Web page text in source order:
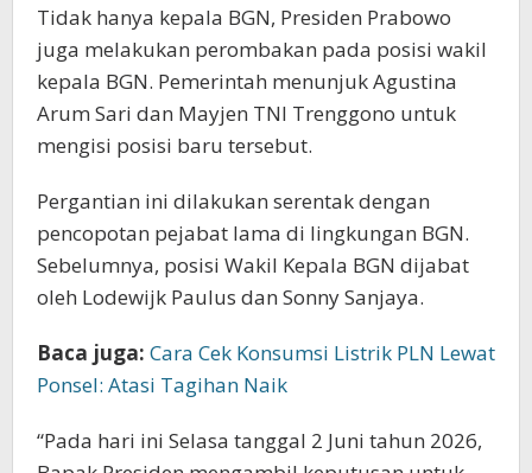
Tidak hanya kepala BGN, Presiden Prabowo
juga melakukan perombakan pada posisi wakil
kepala BGN. Pemerintah menunjuk Agustina
Arum Sari dan Mayjen TNI Trenggono untuk
mengisi posisi baru tersebut.
Pergantian ini dilakukan serentak dengan
pencopotan pejabat lama di lingkungan BGN.
Sebelumnya, posisi Wakil Kepala BGN dijabat
oleh Lodewijk Paulus dan Sonny Sanjaya.
Baca juga: Cara Cek Konsumsi Listrik PLN Lewat
Ponsel: Atasi Tagihan Naik
“Pada hari ini Selasa tanggal 2 Juni tahun 2026,